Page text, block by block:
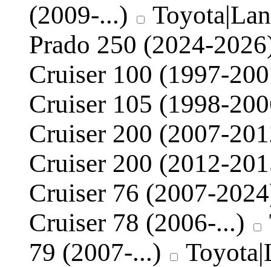
(2009-...)
Prado 250 (2024-
Cruiser 100 (1997-
Cruiser 105 (1998-
Cruiser 200 (2007-
Cruiser 200 (2012-
Cruiser 76 (2007-
Cruiser 78 (2006-...)
79 (2007-...)